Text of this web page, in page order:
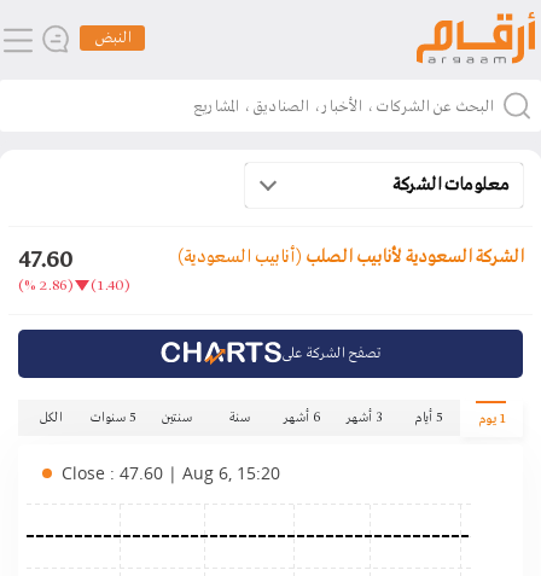
النبض
معلومات الشركة
الشركة السعودية لأنابيب الصلب (أنابيب السعودية) 47.60
(1.40)
(2.86 %)
تصفح الشركة على
1 يوم 5 أيام 3 أشهر 6 أشهر سنة سنتين 5 سنوات الكل
Close : 47.60 | Aug 6, 15:20